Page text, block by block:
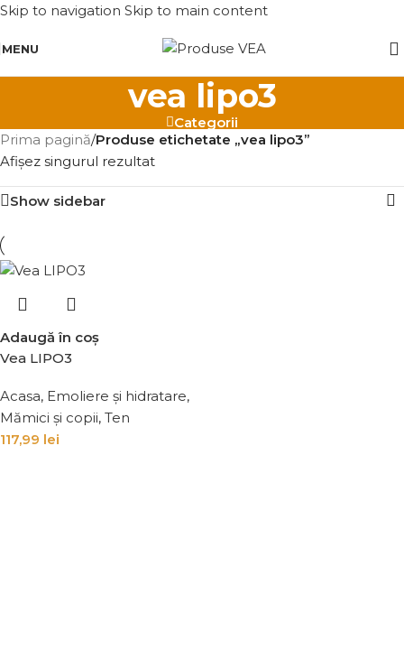
Skip to navigation Skip to main content
MENU
vea lipo3
Categorii
Prima pagină/Produse etichetate „vea lipo3”
Afișez singurul rezultat
Show sidebar
Adaugă în coș
Vea LIPO3
Acasa, Emoliere și hidratare,
Mămici și copii, Ten
117,99 lei